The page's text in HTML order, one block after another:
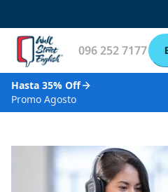
096 252 7177
Hasta 35% Off
Promo Agosto